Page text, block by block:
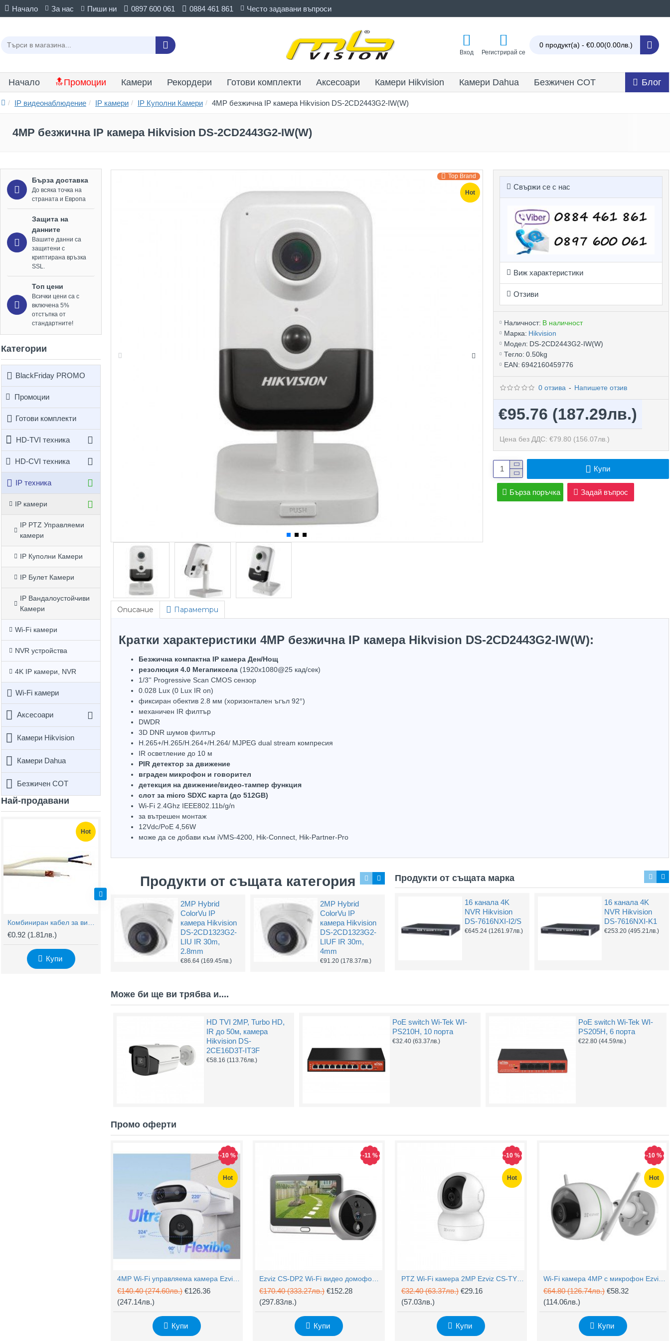
Начало За нас Пиши ни 0897 600 061 0884 461 861 Често задавани въпроси
Вход Регистрирай се
0 продукт(а) - €0.00(0.00лв.)
Начало 🔝Промоции Камери Рекордери Готови комплекти Аксесоари Камери Hikvision Камери Dahua Безжичен СОТ Блог
IP видеонаблюдение IP камери IP Куполни Камери 4MP безжична IP камера Hikvision DS-2CD2443G2-IW(W)
4MP безжична IP камера Hikvision DS-2CD2443G2-IW(W)
Бърза доставка
До всяка точка на
страната и Европа
Защита на
данните
Вашите данни са
защитени с
криптирана връзка
SSL.
Топ цени
Всички цени са с
включена 5%
отстъпка от
стандартните!
Категории
BlackFriday PROMO
Промоции
Готови комплекти
HD-TVI техника
HD-CVI техника
IP техника
IP камери
IP PTZ Управляеми
камери
IP Куполни Камери
IP Булет Камери
IP Вандалоустойчиви
Камери
Wi-Fi камери
NVR устройства
4K IP камери, NVR
Wi-Fi камери
Аксесоари
Камери Hikvision
Камери Dahua
Безжичен СОТ
Най-продавани
Hot
€0.92 (1.81лв.)
Купи
Hot
BNC Kонектор с Винт
€0.61 (1.20лв.) €0.61 €0.58(1.14лв.)
Купи
Захранващ конектор за охранителни камери - женски
€0.67(1.32лв.)
UTP Cat5e 24AWG CU меден
€0.55(1.08лв.)
Hot
Top Brand
Свържи се с нас
Виж характеристики
Отзиви
Наличност: В наличност
Марка: Hikvision
Модел: DS-2CD2443G2-IW(W)
Тегло: 0.50kg
EAN: 6942160459776
0 отзива - Напишете отзив
€95.76 (187.29лв.)
Цена без ДДС: €79.80 (156.07лв.)
Купи
Бърза поръчка Задай въпрос
Описание Параметри
Кратки характеристики 4MP безжична IP камера Hikvision DS-2CD2443G2-IW(W):
Безжична компактна IP камера Ден/Нощ
резолюция 4.0 Мегапиксела (1920x1080@25 кад/сек)
1/3'' Progressive Scan CMOS сензор
0.028 Lux (0 Lux IR on)
фиксиран обектив 2.8 мм (хоризонтален ъгъл 92°)
механичен IR филтър
DWDR
3D DNR шумов филтър
H.265+/H.265/H.264+/H.264/ MJPEG dual stream компресия
IR осветление до 10 м
PIR детектор за движение
вграден микрофон и говорител
детекция на движение/видео-тампер функция
слот за micro SDXC карта (до 512GB)
Wi-Fi 2.4Ghz IEEE802.11b/g/n
за вътрешен монтаж
12Vdc/PoE 4,56W
може да се добави към iVMS-4200, Hik-Connect, Hik-Partner-Pro
Продукти от същата категория
2MP Hybrid
ColorVu IP
камера Hikvision
DS-2CD1323G2-
LIU IR 30m,
2.8mm
€86.64 (169.45лв.)
2MP Hybrid
ColorVu IP
камера Hikvision
DS-2CD1323G2-
LIUF IR 30m,
4mm
€91.20 (178.37лв.)
2MP Hybrid
ColorVu IP
камера Hikvision
DS-2CD2623G2-
2MP IP Hikvision
DS-2CD1H23G2-
IZ, 2.8-12mm, IR
30m, microSD
Продукти от същата марка
16 канала 4K
NVR Hikvision
DS-7616NXI-I2/S
€645.24 (1261.97лв.)
16 канала 4K
NVR Hikvision
DS-7616NXI-K1
€253.20 (495.21лв.)
Може би ще ви трябва и....
HD TVI 2MP, Turbo HD,
IR до 50м, камера
Hikvision DS-
2CE16D3T-IT3F
€58.16 (113.76лв.)
PoE switch Wi-Tek WI-
PS210H, 10 порта
€32.40 (63.37лв.)
PoE switch Wi-Tek WI-
PS205H, 6 порта
€22.80(44.59лв.)
Промо оферти
Hot
-10 %
€140.40(274.60лв.) €126.36
(247.14лв.)
Купи
-11 %
€170.40(333.27лв.) €152.28
(297.83лв.)
Купи
Hot
-10 %
€32.40(63.37лв.) €29.16
(57.03лв.)
Купи
Hot
-10 %
€64.80(126.74лв.) €58.32
(114.06лв.)
Купи